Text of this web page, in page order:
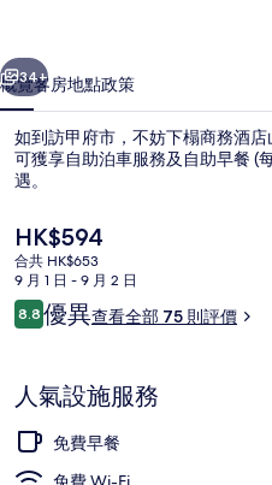
店
相
片
集
個 下一個
34+
概覽客房地點政策
如到訪甲府市，不妨下榻商務酒
可獲享自助泊車服務及自助早餐 (
遇。
現
價
HK$594
HK$594
合共 HK$653
9 月 1 日 - 9 月 2 日
評
價
8.88.8 分，滿分 10 分，
優異查看全部 75 則評價
人氣設施服務
免費早餐